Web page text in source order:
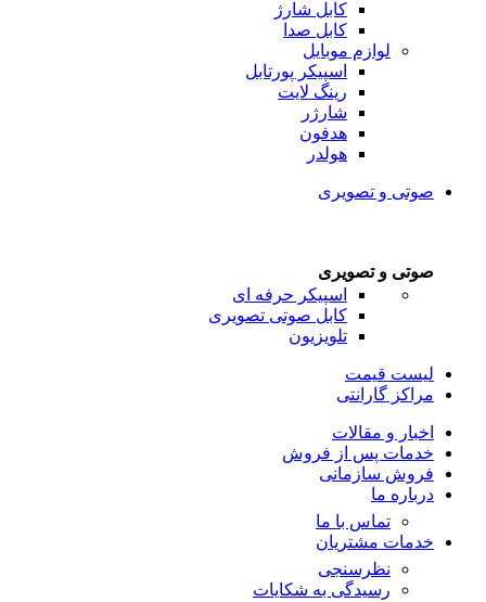
کابل شارژ
کابل صدا
لوازم موبایل
اسپیکر پورتابل
رینگ لایت
شارژر
هدفون
هولدر
صوتی و تصویری
صوتی و تصویری
اسپیکر حرفه ای
کابل صوتی تصویری
تلویزیون
لیست قیمت
مراکز گارانتی
اخبار و مقالات
خدمات پس از فروش
فروش سازمانی
درباره ما
تماس با ما
خدمات مشتریان
نظرسنجی
رسیدگی به شکایات